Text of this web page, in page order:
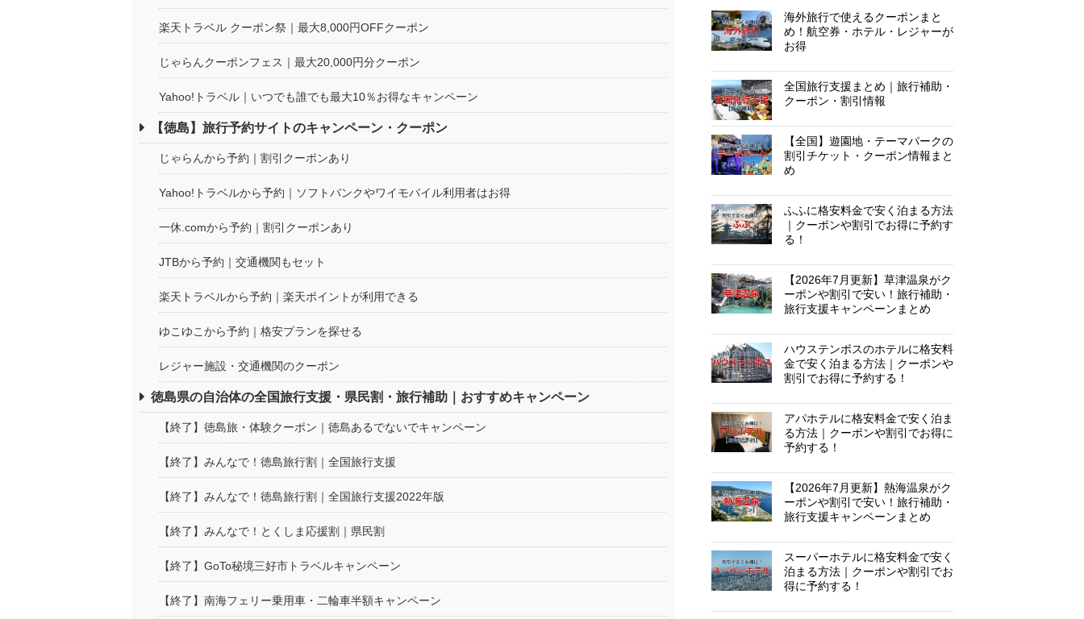
楽天トラベル クーポン祭｜最大8,000円OFFクーポン
じゃらんクーポンフェス｜最大20,000円分クーポン
Yahoo!トラベル｜いつでも誰でも最大10％お得なキャンペーン
【徳島】旅行予約サイトのキャンペーン・クーポン
じゃらんから予約｜割引クーポンあり
Yahoo!トラベルから予約｜ソフトバンクやワイモバイル利用者はお得
一休.comから予約｜割引クーポンあり
JTBから予約｜交通機関もセット
楽天トラベルから予約｜楽天ポイントが利用できる
ゆこゆこから予約｜格安プランを探せる
レジャー施設・交通機関のクーポン
徳島県の自治体の全国旅行支援・県民割・旅行補助｜おすすめキャンペーン
【終了】徳島旅・体験クーポン｜徳島あるでないでキャンペーン
【終了】みんなで！徳島旅行割｜全国旅行支援
【終了】みんなで！徳島旅行割｜全国旅行支援2022年版
【終了】みんなで！とくしま応援割｜県民割
【終了】GoTo秘境三好市トラベルキャンペーン
【終了】南海フェリー乗用車・二輪車半額キャンペーン
海外旅行で使えるクーポンまと
め！航空券・ホテル・レジャーが
お得
全国旅行支援まとめ｜旅行補助・
クーポン・割引情報
【全国】遊園地・テーマパークの
割引チケット・クーポン情報まと
め
ふふに格安料金で安く泊まる方法
｜クーポンや割引でお得に予約す
る！
【2026年7月更新】草津温泉がク
ーポンや割引で安い！旅行補助・
旅行支援キャンペーンまとめ
ハウステンボスのホテルに格安料
金で安く泊まる方法｜クーポンや
割引でお得に予約する！
アパホテルに格安料金で安く泊ま
る方法｜クーポンや割引でお得に
予約する！
【2026年7月更新】熱海温泉がク
ーポンや割引で安い！旅行補助・
旅行支援キャンペーンまとめ
スーパーホテルに格安料金で安く
泊まる方法｜クーポンや割引でお
得に予約する！